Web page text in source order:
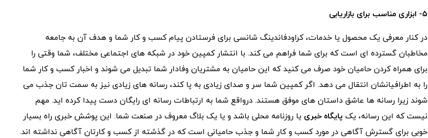
۵- ابزاری مناسب برای بازاریابی
در کنار معرفی یک محصول یا خدمات، کراودفاندینگ شانسی برای فرستادن پیام کسب و کار شما و هدف آن به جامعه
مخاطبان گسترده ای است که برای شما فراهم می کند. با انتشار کمپین خود در شبکه های اجتماعی مختلف، شما وقتی را
برای همراه کردن حامیان خود صرف می کنید که این حامیان به مشتریان وفادار شما تبدیل می شوند و اخبار کسب و کار شما
را به اطرافیانشان انتقال می دهد. اگر کمپین شما سر و صدای زیادی به پا کند، رسانه های زیادی نیز به سمت تان جذب می
شوند زیرا رسانه ها عاشق داستان های موفق هستند. درواقع شما به ارتباطات رسانه ای رایگان دست پیدا کرده اید. مهم
نیست که این رسانه، یک پایگاه خبری یا روزنامه محلی باشد و یا یک بلاگ معروف در صنعت شما. این پوشش خبری راه بسیار
خوبی برای گسترش آگاهی در مورد کسب و کار شما و جذب حامیانی است که در گذشته از کسب و کارتان آگاهی نداشته اند.